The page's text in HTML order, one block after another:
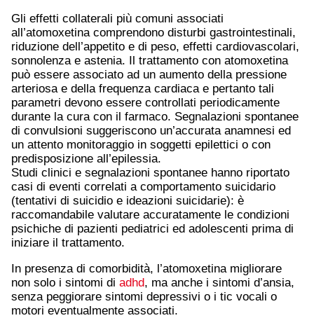
Gli effetti collaterali più comuni associati
all’atomoxetina comprendono disturbi gastrointestinali,
riduzione dell’appetito e di peso, effetti cardiovascolari,
sonnolenza e astenia. Il trattamento con atomoxetina
può essere associato ad un aumento della pressione
arteriosa e della frequenza cardiaca e pertanto tali
parametri devono essere controllati periodicamente
durante la cura con il farmaco. Segnalazioni spontanee
di convulsioni suggeriscono un’accurata anamnesi ed
un attento monitoraggio in soggetti epilettici o con
predisposizione all’epilessia.
Studi clinici e segnalazioni spontanee hanno riportato
casi di eventi correlati a comportamento suicidario
(tentativi di suicidio e ideazioni suicidarie): è
raccomandabile valutare accuratamente le condizioni
psichiche di pazienti pediatrici ed adolescenti prima di
iniziare il trattamento.
In presenza di comorbidità, l’atomoxetina migliorare
non solo i sintomi di adhd, ma anche i sintomi d’ansia,
senza peggiorare sintomi depressivi o i tic vocali o
motori eventualmente associati.